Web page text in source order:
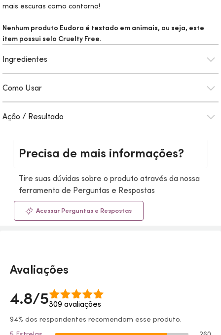
mais escuras como contorno!
Nenhum produto Eudora é testado em animais, ou seja, este
item possui selo Cruelty Free.
Ingredientes
Como Usar
Ação / Resultado
Precisa de mais informações?
Tire suas dúvidas sobre o produto através da nossa
ferramenta de Perguntas e Respostas
Acessar Perguntas e Respostas
Avaliações
4.8/5309 avaliações
94% dos respondentes recomendam esse produto.